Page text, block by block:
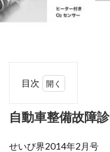
目次
自
動
整
自動車整備故障
せいび界2014年2月号